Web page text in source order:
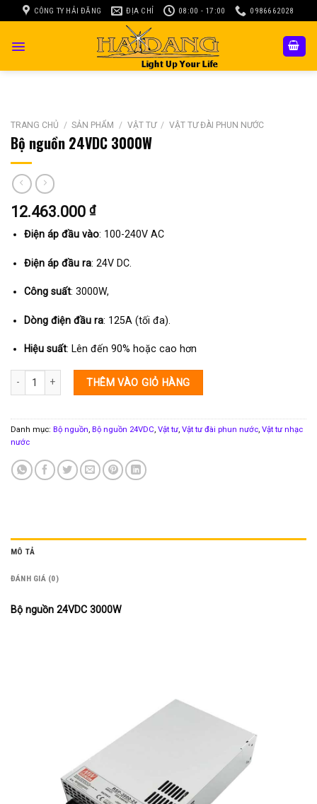
to
CÔNG TY HẢI ĐĂNG ĐỊA CHỈ 08:00 - 17:00 0986662028
TRANG CHỦ / SẢN PHẨM / VẬT TƯ / VẬT TƯ ĐÀI PHUN NƯỚC
Bộ nguồn 24VDC 3000W
12.463.000 ₫
Điện áp đầu vào: 100-240V AC
Điện áp đầu ra: 24V DC.
Công suất: 3000W,
Dòng điện đầu ra: 125A (tối đa).
Hiệu suất: Lên đến 90% hoặc cao hơn
Bộ nguồn 24VDC 3000W số lượng
THÊM VÀO GIỎ HÀNG
Danh mục: Bộ nguồn Bộ nguồn 24VDC Vật tư Vật tư đài phun nước Vật tư nhạc
nước
MÔ TẢ
ĐÁNH GIÁ (0)
Bộ nguồn 24VDC 3000W